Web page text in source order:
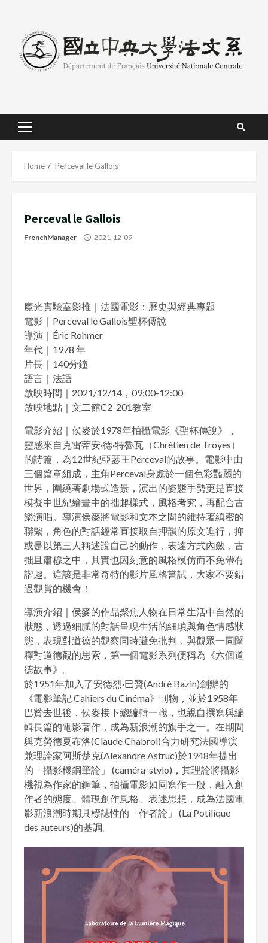
content
Primary
Home Perceval le Gallois
Perceval le Gallois
FrenchManager 2021-12-09
魔光實驗室影推｜法國電影：歷史與經典專題
電影｜Perceval le Gallois聖杯傳說
導演｜Éric Rohmer
年代｜1978 年
片長｜140分鐘
語言｜法語
放映時間｜2021/12/14，09:00-12:00
放映地點｜文二館C2-201教室
電影介紹｜侯麥於1978年拍攝電影《聖杯傳說》，
靈感來自克雷蒂安·德·特魯瓦（Chrétien de Troyes）
的詩篇，為12世紀亞瑟王Perceval的故事。電影中由
三個篇章組成，主角Perceval身處於一個色彩豔麗的
世界，圍繞著劇場式造景，演出的姿態手勢更是直接
模擬中世紀繪畫中的拙趣樣式，風格考究，再配合古
樂演唱。導演侯麥將電影和文本之間的維持著縝密的
聯繫，角色的對話經常直接取自押韻的原文進行，抑
或是以第三人稱述說自己的動作，表達方式內斂，古
拙且肅穆之中，其實也因刻意的風格模仿而不免帶有
諧趣。這該是非常奇特的影片風格嘗試，大家不要錯
過觀賞的機會！
導演介紹｜侯麥的作品聚焦人物在日常生活中自然的
狀態，透過細膩的對話呈現生活的細瑣與角色情感狀
態，表現對道德的觀察同時避免批判，與觀眾一同闡
釋對道德觀的思索，第一個電影系列便稱為《六個道
德故事》。
於1951年加入了安德烈·巴贊(André Bazin)創辦的
《電影筆記 Cahiers du Cinéma》刊物，並於1958年
巴贊去世後，侯麥接下總編輯一職，也親自撰寫與編
輯長篇的電影著作，成為新浪潮的旗手之一。在期間
與克勞德夏布洛(Claude Chabrol)合力研究法國導演
兼理論家阿斯楚克(Alexandre Astruc)於1948年提出
的「攝影機鋼筆論」 (caméra-stylo)，其理論將攝影
機視為作家的鋼筆，拍攝電影如同寫作一般，融入創
作者的態度、體現創作風格、表述思想，成為法國電
影新浪潮時期具標誌性的「作者論」 (La Potilique
des auteurs)的基調。